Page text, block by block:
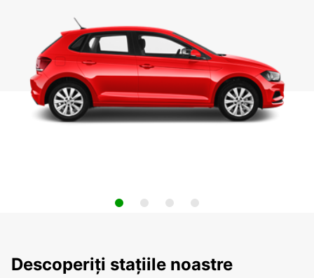
Descoperiți stațiile noastre